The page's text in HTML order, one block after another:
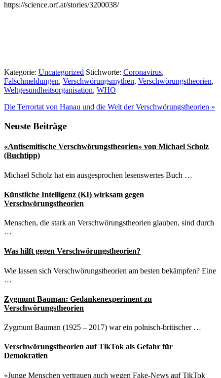
https://science.orf.at/stories/3200038/
Kategorie: Uncategorized Stichworte: Coronavirus,
Falschmeldungen, Verschwörungsmythen, Verschwörungstheorien,
Weltgesundheitsorganisation, WHO
Nächster
Die Terrortat von Hanau und die Welt der Verschwörungstheorien »
Seitenspalte
Neuste Beiträge
«Antisemitische Verschwörungstheorien» von Michael Scholz
(Buchtipp)
Michael Scholz hat ein ausgesprochen lesenswertes Buch …
Künstliche Intelligenz (KI) wirksam gegen
Verschwörungstheorien
Menschen, die stark an Verschwörungstheorien glauben, sind durch
…
Was hilft gegen Verschwörungstheorien?
Wie lassen sich Verschwörungstheorien am besten bekämpfen? Eine
…
Zygmunt Bauman: Gedankenexperiment zu
Verschwörungstheorien
Zygmunt Bauman (1925 – 2017) war ein polnisch-britischer …
Verschwörungstheorien auf TikTok als Gefahr für
Demokratien
«Junge Menschen vertrauen auch wegen Fake-News auf TikTok